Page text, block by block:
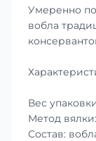
Умеренно
вобла
Вес
Метод
Состав: